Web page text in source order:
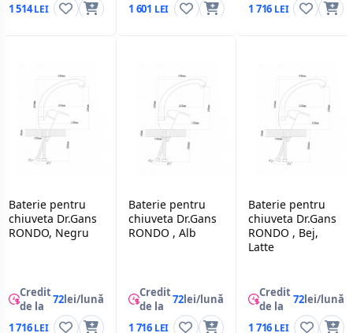
1 514
1 601
1 716
Baterie pentru
chiuveta Dr.Gans
RONDO, Negru
Credit
de la
72lei/lună
1 716
Baterie pentru
chiuveta Dr.Gans
RONDO , Alb
Credit
de la
72lei/lună
1 716
Baterie pentru
chiuveta Dr.Gans
RONDO , Bej,
Latte
Credit
de la
72lei/lună
1 716